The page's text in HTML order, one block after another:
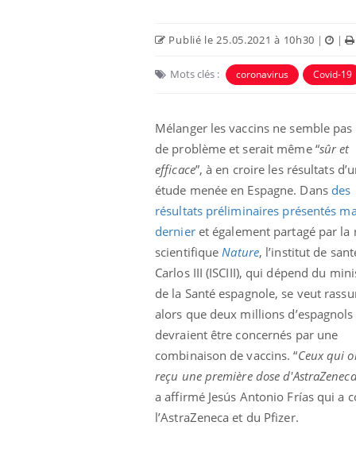
Publié le 25.05.2021 à 10h30 | |
Mots clés : coronavirus Covid-19
Mélanger les vaccins ne semble
de problème et serait même “sûr et
efficace”, à en croire les résultats
étude menée en Espagne. Dans des
résultats préliminaires présentés
dernieret également partagé par la
scientifique Nature, l’institut de
Carlos III (ISCIII), qui dépend du
de la Santé espagnole, se veut
alors que deux millions d’espagnols
devraient être concernés par une
combinaison de vaccins. “Ceux qui
reçu une première dose
a affirmé Jesús Antonio Frías qui a
l’AstraZeneca et du Pfizer.
jours de vos vacances ?